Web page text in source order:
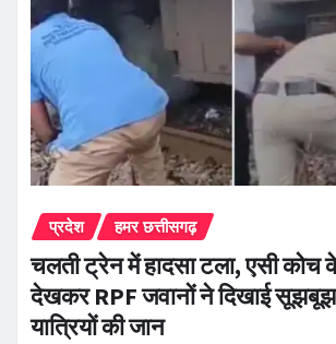
प्रदेश हमर छत्तीसगढ़
चलती ट्रेन में हादसा टला, एसी
देखकर RPF जवानों ने दिखाई सूझबूझ,
यात्रियों की जान